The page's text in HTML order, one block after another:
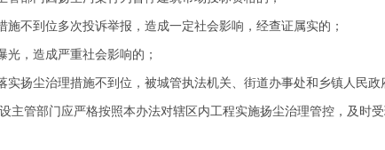
不到位多次投诉举报，造成一定社会影响，经查证属实的；
，造成严重社会影响的；
尘治理措施不到位，被城管执法机关、街道办事处和乡镇人民政
管部门应严格按照本办法对辖区内工程实施扬尘治理管控，及时